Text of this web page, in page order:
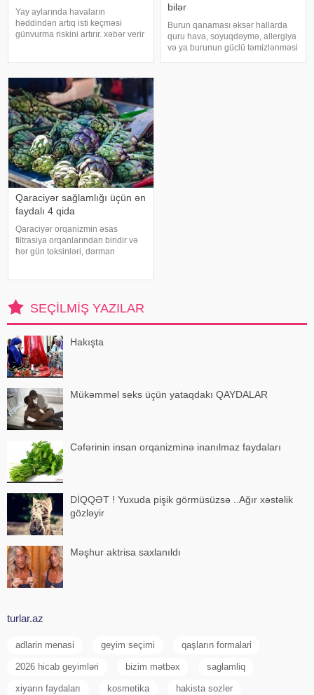
Yay aylarında havaların
həddindən artıq isti keçməsi
günvurma riskini artırır. xəbər verir
diqqətli olmalıdırlar.
Günvurmadan qorunma
bilər
Burun qanaması əksər hallarda
quru hava, soyuqdəymə, allergiya
və ya burunun güclü təmizlənməsi
Qaraciyər sağlamlığı üçün ən
faydalı 4 qida
Qaraciyər orqanizmin əsas
filtrasiya orqanlarından biridir və
hər gün toksinləri, dərman
klinikalar
SEÇILMIŞ YAZILAR
Hakışta
Mükəmməl seks üçün yataqdakı QAYDALAR
Cəfərinin insan orqanizminə inanılmaz faydaları
DİQQƏT ! Yuxuda pişik görmüsüzsə ..Ağır xəstəlik
gözləyir
Məşhur aktrisa saxlanıldı
turlar.az
adlarin menasi geyim seçimi qaşların formalari
2026 hicab geyimləri bizim mətbəx saglamliq
xiyarın faydaları kosmetika hakista sozler